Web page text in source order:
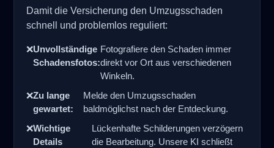
Damit die Versicherung den Umzugsschaden
schnell und problemlos reguliert:
❌Unvollständige
Schadensfotos:
Fotografiere den Schaden immer
direkt vor Ort aus verschiedenen
Winkeln.
❌Zu lange
gewartet:
Melde den Umzugsschaden
baldmöglichst nach der Entdeckung.
❌Wichtige
Details
Lückenhafte Schilderungen verzögern
die Bearbeitung. Unsere KI schließt